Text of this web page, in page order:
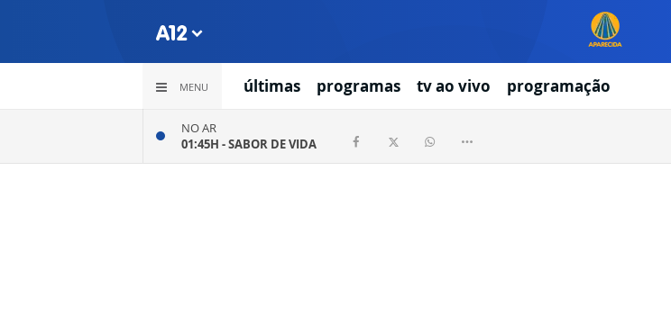
MENU últimas programas tv ao vivo programação
NO AR
01:45H -SABOR DE VIDA